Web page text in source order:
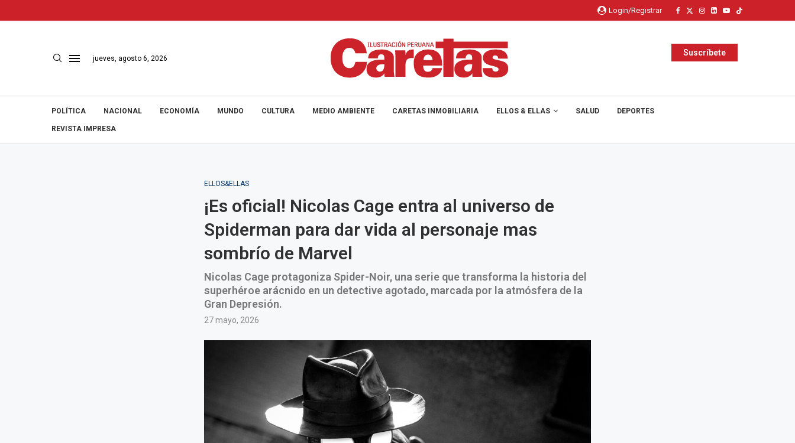
Login/Registrar
jueves, agosto 6, 2026
Suscríbete
POLÍTICA NACIONAL ECONOMÍA MUNDO CULTURA MEDIO AMBIENTE CARETAS INMOBILIARIA ELLOS & ELLAS SALUD DEPORTES
REVISTA IMPRESA
ELLOS&ELLAS
¡Es oficial! Nicolas Cage entra al universo de
Spiderman para dar vida al personaje mas
sombrío de Marvel
Nicolas Cage protagoniza Spider-Noir, una serie que transforma la historia del
superhéroe arácnido en un detective agotado, marcada por la atmósfera de la
Gran Depresión.
27 mayo, 2026